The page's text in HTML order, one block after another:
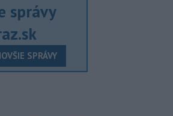
správy
SPRÁVY